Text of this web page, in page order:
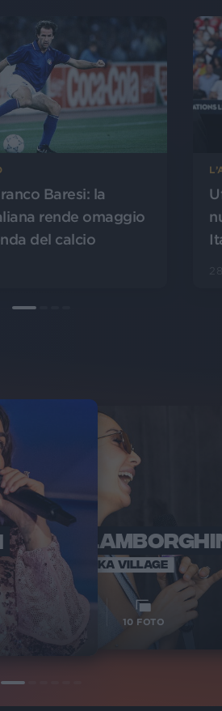
Baresi: la
rende omaggio
del calcio
VOI TANKA VILLAGE
10 FOTO
VOI